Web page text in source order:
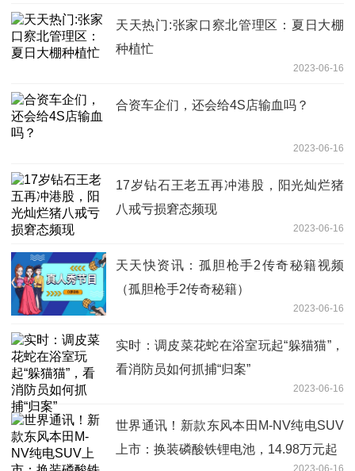
天天热门:张家口察北管理区：夏日大棚
种植忙
2023-06-16
合资车企们，还会给4S店输血吗？
2023-06-16
17岁钻石王老五再冲港股，阳光灿烂猪
八戒亏损窘态频现
2023-06-16
天天快资讯：孤胆枪手2传奇秘籍视频
（孤胆枪手2传奇秘籍）
2023-06-16
实时：调皮菜花蛇在浴室玩起“躲猫猫”，
看消防员如何抓捕“归案”
2023-06-16
世界通讯！新款东风本田M-NV纯电SUV
上市：换装磷酸铁锂电池，14.98万元起
2023-06-16